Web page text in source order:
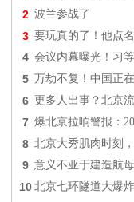
2 波兰参战了
3 要玩真的了！他点
4 会议内幕曝光！习
5 万劫不复！中国正
6 更多人出事？北京
7 爆北京拉响警报：
8 北京大秀肌肉时刻
9 意义不亚于建造航
10 北京七环隧道大爆